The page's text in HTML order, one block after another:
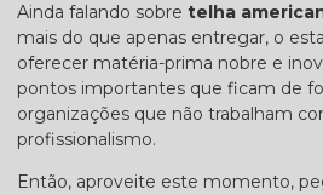
Ainda falando sobre telha
mais do que apenas entregar, o
oferecer matéria-prima nobre e
pontos importantes que ficam de
organizações que não trabalham
profissionalismo.
Então, aproveite este momento,